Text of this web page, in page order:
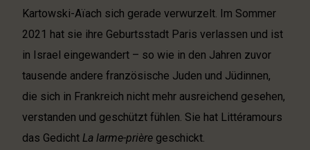
Kartowski-Aïach sich gerade verwurzelt. Im Sommer
2021 hat sie ihre Geburtsstadt Paris verlassen und ist
in Israel eingewandert – so wie in den Jahren zuvor
tausende andere französische Juden und Jüdinnen,
die sich in Frankreich nicht mehr ausreichend gesehen,
verstanden und geschützt fühlen. Sie hat Littéramours
das Gedicht La larme-prière geschickt.